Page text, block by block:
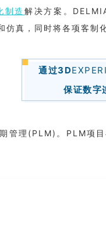
制造 解决方案。
真，同时将各项客制
通过3D
保证数字
管理(PLM)。PLM项